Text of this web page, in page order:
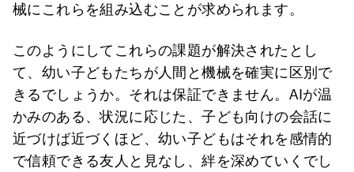
械にこれらを組み込むことが求められます。
このようにしてこれらの課題が解決されたとし
て、幼い子どもたちが人間と機械を確実に区別で
きるでしょうか。それは保証できません。AIが温
かみのある、状況に応じた、子ども向けの会話に
近づけば近づくほど、幼い子どもはそれを感情的
で信頼できる友人と見なし、絆を深めていくでし